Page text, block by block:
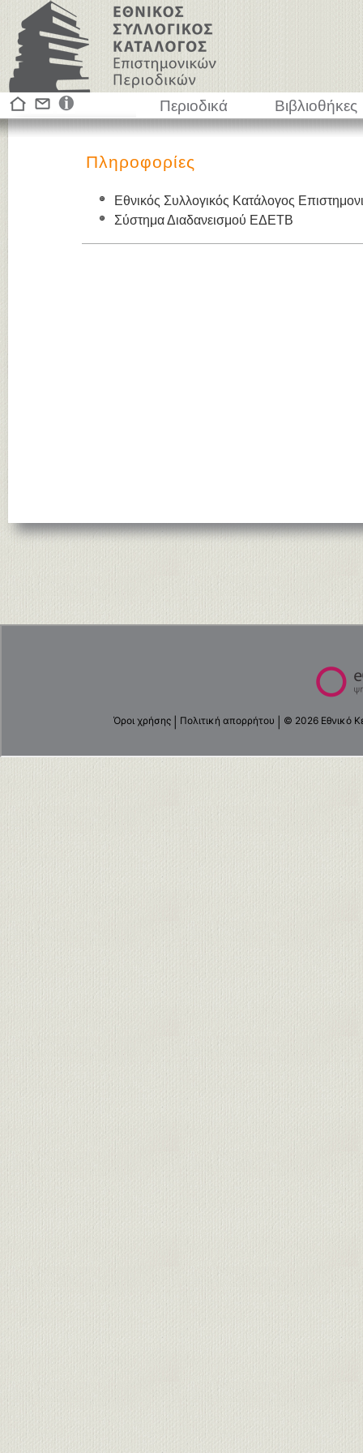
Περιοδικά Βιβλιοθήκες
Πληροφορίες
Εθνικός Συλλογικός Κατάλογος
Σύστημα Διαδανεισμού ΕΔΕΤΒ